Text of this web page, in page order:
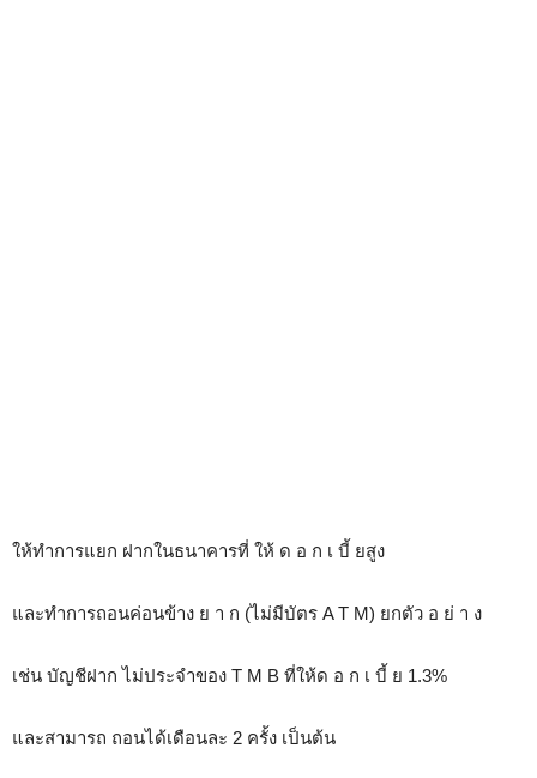
ให้ทำการแยก ฝากในธนาคารที่ ให้ ด อ ก เ บี้ ยสูง
และทำการถอนค่อนข้าง ย า ก (ไม่มีบัตร A T M) ยกตัว อ ย่ า ง
เช่น บัญชีฝาก ไม่ประจำของ T M B ที่ให้ด อ ก เ บี้ ย 1.3%
และสามารถ ถอนได้เดือนละ 2 ครั้ง เป็นต้น